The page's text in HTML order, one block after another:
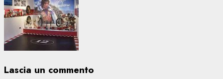
Lascia un commento